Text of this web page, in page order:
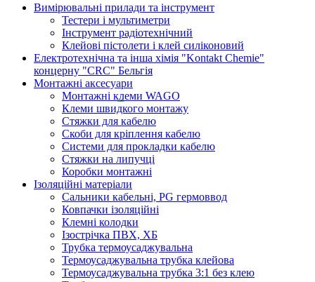
Вимірювальні прилади та інструмент
Тестери і мультиметри
Інструмент радіотехнічний
Клейові пістолети і клей силіконовий
Електротехнічна та інша хімія "Kontakt Chemie"
концерну "CRC" Бельгія
Монтажні аксесуари
Монтажні клеми WAGO
Клеми швидкого монтажу
Стяжки для кабелю
Скоби для кріплення кабелю
Системи для прокладки кабелю
Стяжки на липучці
Коробки монтажні
Ізоляційні матеріали
Сальники кабельні, PG гермоввод
Ковпачки ізоляційні
Клемні колодки
Ізострічка ПВХ, ХБ
Трубка термоусаджувальна
Термоусаджувальна трубка клейова
Термоусаджувальна трубка 3:1 без клею